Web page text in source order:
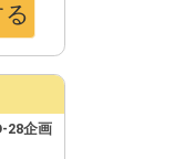
28企画